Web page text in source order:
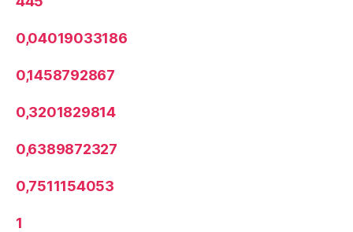
0,04019033186
0,1458792867
0,3201829814
0,6389872327
0,7511154053
1